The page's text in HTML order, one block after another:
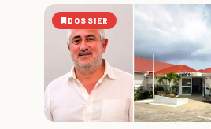
DOSSIER